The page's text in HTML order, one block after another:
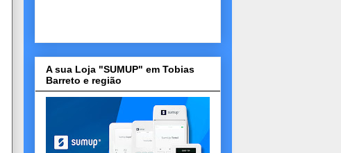
A sua Loja "SUMUP" em Tobias
Barreto e região